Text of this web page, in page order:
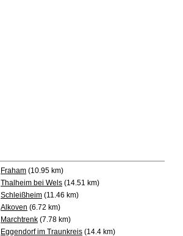
Fraham (10.95 km)
Thalheim bei Wels (14.51 km)
Schleißheim (11.46 km)
Alkoven (6.72 km)
Marchtrenk (7.78 km)
Eggendorf im Traunkreis (14.4 km)